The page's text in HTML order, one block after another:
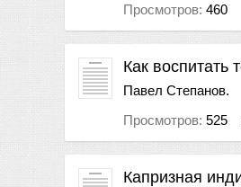
Просмотров: 460
Как воспитать
Павел Степанов.
Просмотров: 525
Капризная